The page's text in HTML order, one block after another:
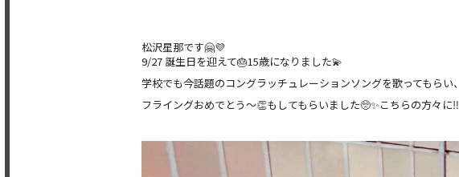
松沢星那です🤗💜
9/27 誕生日を迎えて🎂15歳になりました💫
学校でも今話題のコングラッチュレーションソングを歌ってもらい、
フライングおめでとう〜👏もしてもらいました🥺✨こちらの方々に‼️